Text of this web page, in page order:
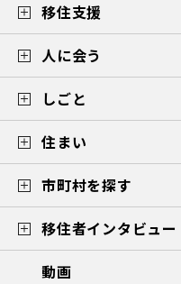
移住支援
人に会う
しごと
住まい
市町村を探す
移住者インタビュー
動画